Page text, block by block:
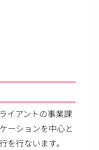
イアントの事業課
ーションを中心と
を行ないます。